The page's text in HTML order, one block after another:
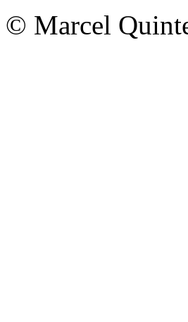
© Marcel